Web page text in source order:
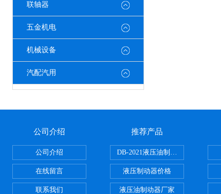
联轴器
五金机电
机械设备
汽配汽用
公司介绍
公司介绍
在线留言
联系我们
推荐产品
DB-2021液压油制动器
液压制动器价格
液压油制动器厂家